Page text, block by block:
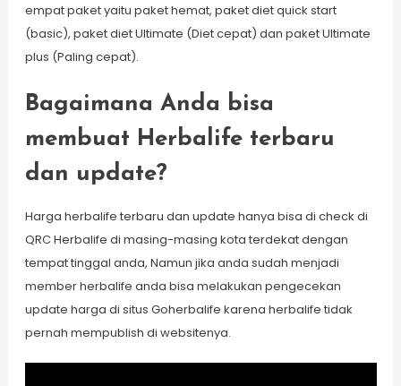
empat paket yaitu paket hemat, paket diet quick start
(basic), paket diet Ultimate (Diet cepat) dan paket Ultimate
plus (Paling cepat).
Bagaimana Anda bisa
membuat Herbalife terbaru
dan update?
Harga herbalife terbaru dan update hanya bisa di check di
QRC Herbalife di masing-masing kota terdekat dengan
tempat tinggal anda, Namun jika anda sudah menjadi
member herbalife anda bisa melakukan pengecekan
update harga di situs Goherbalife karena herbalife tidak
pernah mempublish di websitenya.